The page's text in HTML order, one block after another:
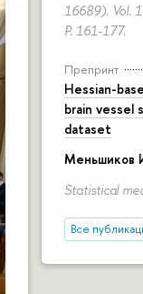
16689). Vol.
P. 161-177.
Препринт
Hessian-
brain vessel
dataset
Меньшиков
Statistical
Все